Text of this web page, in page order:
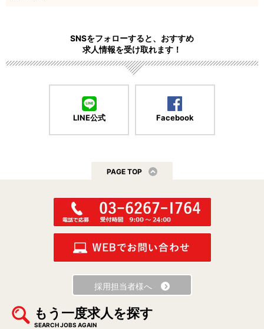
SNSをフォローすると、おすすめ
求人情報を受け取れます！
LINE公式 Facebook
PAGE TOP
採用担当者様へ
もう一度求人を探す
SEARCH JOBS AGAIN